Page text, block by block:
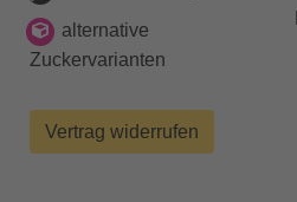
alternative
Zuckervarianten
Vertrag widerrufen